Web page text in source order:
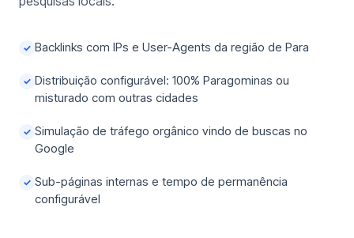
✓ Backlinks com IPs e User-Agents da região de Para
✓ Distribuição configurável: 100% Paragominas ou
misturado com outras cidades
✓ Simulação de tráfego orgânico vindo de buscas no
Google
✓ Sub-páginas internas e tempo de permanência
configurável